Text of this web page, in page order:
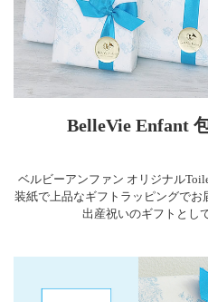
BelleVie Enfant
ベルビーアンファン オリジナル
装紙で上品なギフトラッピングで
出産祝いのギフトとし